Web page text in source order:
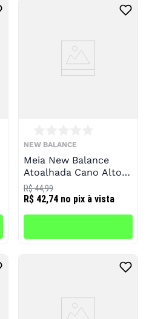
NEW BALANCE
Meia New Balance
Atoalhada Cano Alto 3
Pares Infantil
R$ 42,74 no pix à vista
R$ 44,99